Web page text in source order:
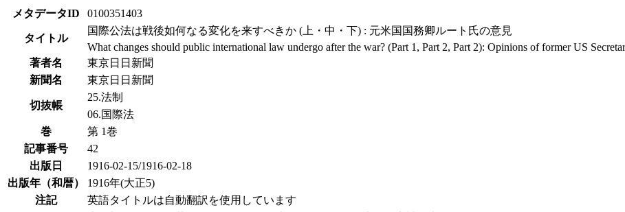
メタデータID 0100351403
タイトル
国際公法は戦後如何なる変化を来すべきか (上・中・下) : 元米国国務卿ルート氏の意見
What changes should public international law undergo after the war? (Part 1, Part 2, Part 2): Opinions of former US
著者名
東京日日新聞
新聞名
東京日日新聞
切抜帳
25.法制
06.国際法
巻
第 1巻
記事番号
42
出版日
1916-02-15/1916-02-18
出版年（和暦）
1916年(大正5)
注記
英語タイトルは自動翻訳を使用しています